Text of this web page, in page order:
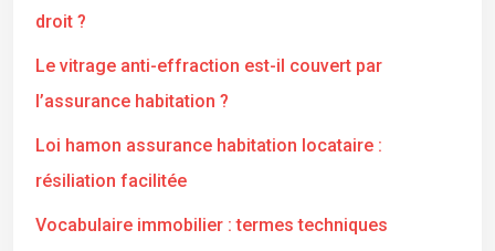
droit ?
Le vitrage anti-effraction est-il couvert par
l’assurance habitation ?
Loi hamon assurance habitation locataire :
résiliation facilitée
Vocabulaire immobilier : termes techniques